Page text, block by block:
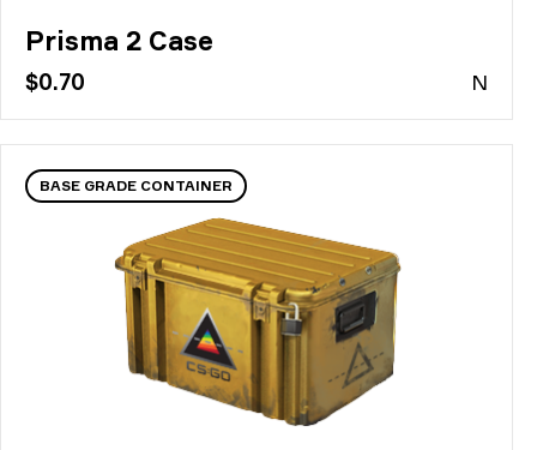
Prisma 2 Case
$0.70 N
BASE GRADE CONTAINER